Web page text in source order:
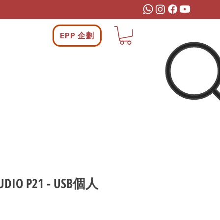
EPP 企劃
P21 - USB個人